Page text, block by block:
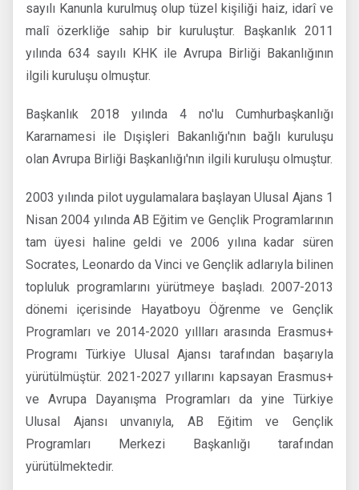
sayılı Kanunla kurulmuş olup tüzel kişiliği haiz, idarî ve
malî özerkliğe sahip bir kuruluştur. Başkanlık 2011
yılında 634 sayılı KHK ile Avrupa Birliği Bakanlığının
ilgili kuruluşu olmuştur.
Başkanlık 2018 yılında 4 no'lu Cumhurbaşkanlığı
Kararnamesi ile Dışişleri Bakanlığı'nın bağlı kuruluşu
olan Avrupa Birliği Başkanlığı'nın ilgili kuruluşu olmuştur.
2003 yılında pilot uygulamalara başlayan Ulusal Ajans 1
Nisan 2004 yılında AB Eğitim ve Gençlik Programlarının
tam üyesi haline geldi ve 2006 yılına kadar süren
Socrates, Leonardo da Vinci ve Gençlik adlarıyla bilinen
topluluk programlarını yürütmeye başladı. 2007-2013
dönemi içerisinde Hayatboyu Öğrenme ve Gençlik
Programları ve 2014-2020 yıllları arasında Erasmus+
Programı Türkiye Ulusal Ajansı tarafından başarıyla
yürütülmüştür. 2021-2027 yıllarını kapsayan Erasmus+
ve Avrupa Dayanışma Programları da yine Türkiye
Ulusal Ajansı unvanıyla, AB Eğitim ve Gençlik
Programları Merkezi Başkanlığı tarafından
yürütülmektedir.